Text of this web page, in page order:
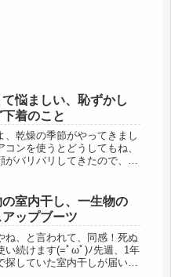
悩ましい、恥ずかし
着のこと
、乾燥の季節がやってきまし
コンを使うとどうしてもね、
がバリバリしてきたので、し
すって、風呂上りに、クリー
題は身体、アチコチ、かゆ
室内干し、一生物の
アップブーツ
ね、と言われて、同感！死ぬ
い続けます(=ﾟωﾟ)ﾉ先週、1年
探していた室内干しが届い